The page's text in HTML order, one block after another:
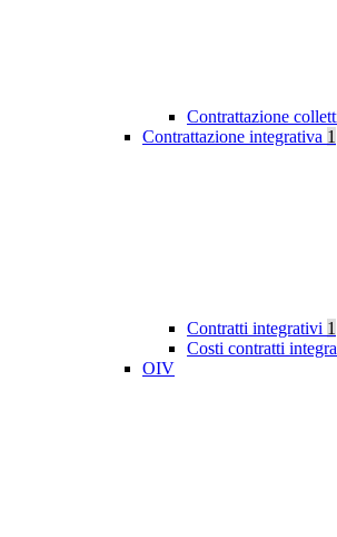
Contrattazione
Contrattazione integrativa 1
Contratti integrativi 1
Costi contratti
OIV